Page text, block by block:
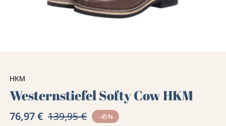
HKM
Westernstiefel Softy Cow HKM
76,97 € 139,95 € -45%